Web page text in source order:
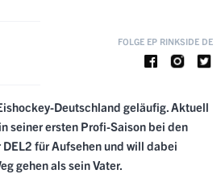
FOLGE EP RINKSIDE DE
Deutschland geläufig. Aktuell
seiner ersten Profi-Saison bei den
DEL2 für Aufsehen und will dabei
gehen als sein Vater.